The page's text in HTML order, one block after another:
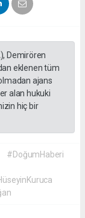
Demirören
eklenen tüm
ajans
alan hukuki
hiç bir
#DoğumHaberi